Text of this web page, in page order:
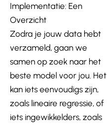
Implementatie: Een
Overzicht
Zodra je jouw data hebt
verzameld, gaan we
samen op zoek naar het
beste model voor jou. Het
kan iets eenvoudigs zijn,
zoals lineaire regressie, of
iets ingewikkelders, zoals